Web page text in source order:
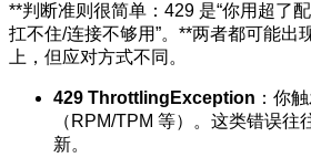
**判断准则很简单：429 是“你用超了
扛不住/连接不够用”。**两者都可能出
上，但应对方式不同。
429 ThrottlingException ：你
（RPM/TPM 等）。这类错误往
新。